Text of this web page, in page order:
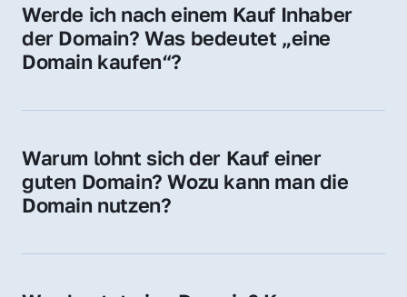
Werde ich nach einem Kauf Inhaber
der Domain? Was bedeutet „eine
Domain kaufen“?
Sie erhalten alle Rechte zur Nutzung,
Domain.
Warum lohnt sich der Kauf einer
guten Domain? Wozu kann man die
Domain nutzen?
Vertrauen und Markenwert. Nutzen Sie sie